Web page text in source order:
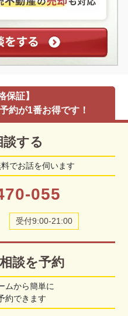
保証】
約が1番お得です！
談する
でお話を伺います
055
受付9:00-21:00
談を予約
ムから簡単に
約できます